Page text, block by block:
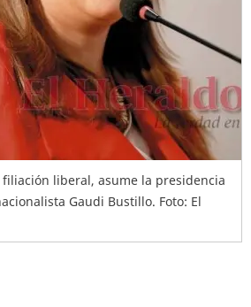
liberal, asume la presidencia
Gaudi Bustillo. Foto: El